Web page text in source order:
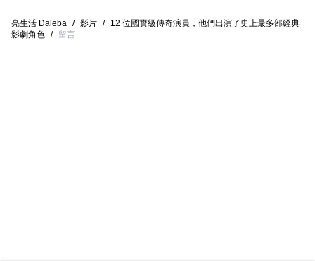
亮生活 Daleba / 影片 /
12 位國寶級傳奇演員，他們出演了史上最多部經典
影劇角色 / 留言